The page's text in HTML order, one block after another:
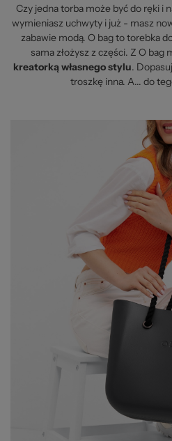
Czy jedna torba może być do ręki i
wymieniasz uchwyty i już - masz
zabawie modą. O bag to torebka
sama złożysz z części. Z O bag
kreatorką własnego stylu.
troszkę inna. A... do